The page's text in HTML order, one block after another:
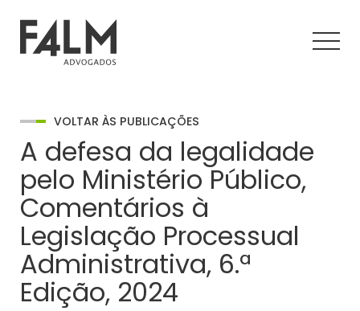
VOLTAR ÀS PUBLICAÇÕES
A defesa da legalidade
pelo Ministério Público,
Comentários à
Legislação Processual
Administrativa, 6.ª
Edição, 2024